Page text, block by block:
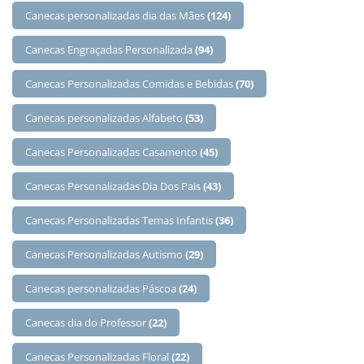
Canecas personalizadas dia das Mães(124)
Canecas Engraçadas Personalizada (94)
Canecas Personalizadas Comidas e Bebidas(70)
Canecas personalizadas Alfabeto (53)
Canecas Personalizadas Casamento (45)
Canecas Personalizadas Dia Dos Pais(43)
Canecas Personalizadas Temas Infantis(36)
Canecas Personalizadas Autismo (29)
Canecas personalizadas Páscoa (24)
Canecas dia do Professor(22)
Canecas Personalizadas Floral (22)